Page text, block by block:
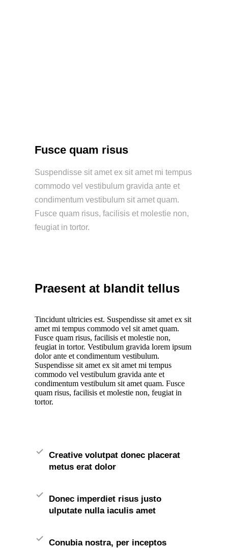
Fusce quam risus
Suspendisse sit amet ex sit amet mi tempus
commodo vel vestibulum gravida ante et
condimentum vestibulum sit amet quam.
Fusce quam risus, facilisis et molestie non,
feugiat in tortor.
Praesent at blandit tellus
Tincidunt ultricies est. Suspendisse sit amet ex sit
amet mi tempus commodo vel sit amet quam.
Fusce quam risus, facilisis et molestie non,
feugiat in tortor. Vestibulum gravida lorem ipsum
dolor ante et condimentum vestibulum.
Suspendisse sit amet ex sit amet mi tempus
commodo vel vestibulum gravida ante et
condimentum vestibulum sit amet quam. Fusce
quam risus, facilisis et molestie non, feugiat in
tortor.
Creative volutpat donec placerat
metus erat dolor
Donec imperdiet risus justo
ulputate nulla iaculis amet
Conubia nostra, per inceptos